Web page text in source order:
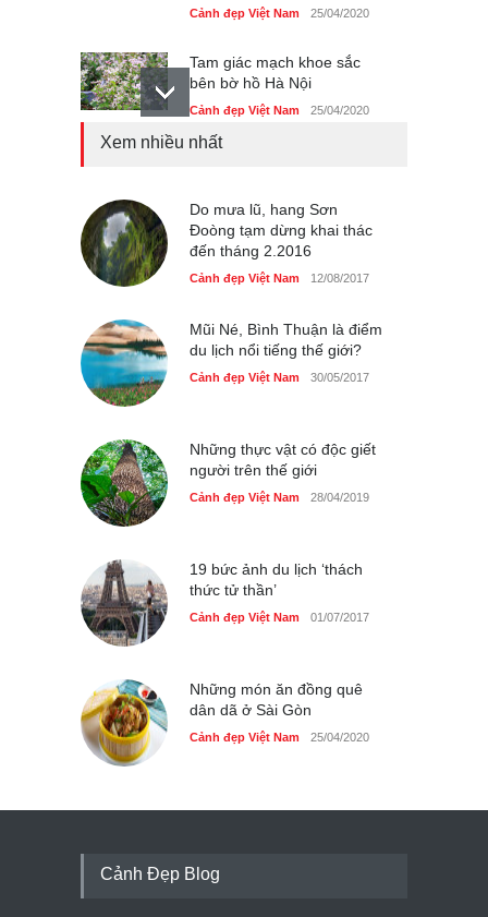
Cảnh đẹp Việt Nam 25/04/2020
Tam giác mạch khoe sắc
bên bờ hồ Hà Nội
Cảnh đẹp Việt Nam 25/04/2020
Cảnh đẹp Việt Nam 24/04/2020
Những món ăn đồng quê
dân dã ở Sài Gòn
Xem nhiều nhất
Do mưa lũ, hang Sơn
Đoòng tạm dừng khai thác
đến tháng 2.2016
Cảnh đẹp Việt Nam 12/08/2017
Mũi Né, Bình Thuận là điểm
du lịch nổi tiếng thế giới?
Cảnh đẹp Việt Nam 30/05/2017
Những thực vật có độc giết
người trên thế giới
Cảnh đẹp Việt Nam 28/04/2019
19 bức ảnh du lịch ‘thách
thức tử thần’
Cảnh đẹp Việt Nam 01/07/2017
Những món ăn đồng quê
dân dã ở Sài Gòn
Cảnh đẹp Việt Nam 25/04/2020
Cảnh Đẹp Blog